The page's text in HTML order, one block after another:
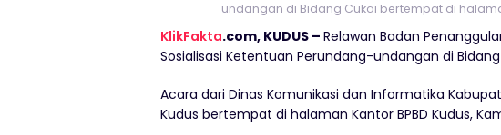
undangan di Bidang Cukai bertempat di
KlikFakta.com, KUDUS – Relawan Badan
Sosialisasi Ketentuan Perundang-undangan di
Acara dari Dinas Komunikasi dan Informatika
Kudus bertempat di halaman Kantor BPBD Kudus,